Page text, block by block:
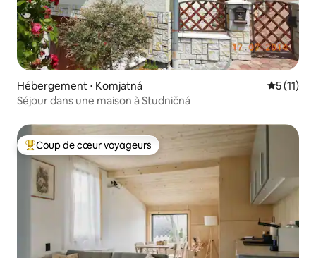
Hébergement ⋅ Komjatná
5 (11)
Séjour dans une maison à Studničná
Coups de cœur voyageurs les plus appréciés
Coup de cœur voyageurs